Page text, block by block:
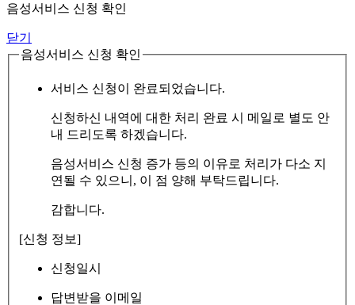
음성서비스 신청 확인
닫기
음성서비스 신청 확인
서비스 신청이 완료되었습니다.
신청하신 내역에 대한 처리 완료 시 메일로 별도 안
내 드리도록 하겠습니다.
음성서비스 신청 증가 등의 이유로 처리가 다소 지
연될 수 있으니, 이 점 양해 부탁드립니다.
감합니다.
[신청 정보]
신청일시
답변받을 이메일